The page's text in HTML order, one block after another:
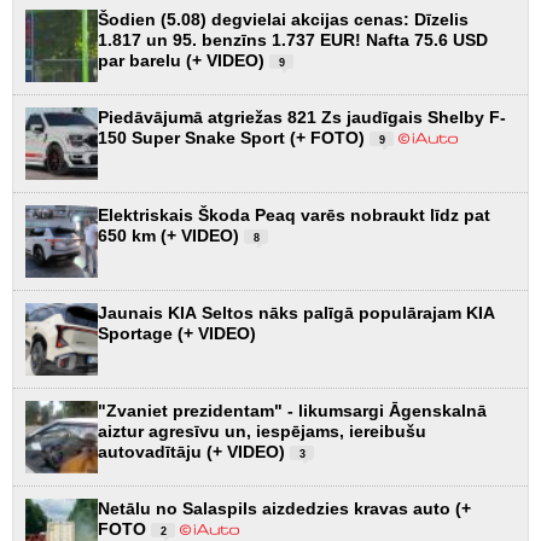
Šodien (5.08) degvielai akcijas cenas: Dīzelis
1.817 un 95. benzīns 1.737 EUR! Nafta 75.6 USD
par barelu (+ VIDEO)
9
Piedāvājumā atgriežas 821 Zs jaudīgais Shelby F-
150 Super Snake Sport (+ FOTO)
9
Elektriskais Škoda Peaq varēs nobraukt līdz pat
650 km (+ VIDEO)
8
Jaunais KIA Seltos nāks palīgā populārajam KIA
Sportage (+ VIDEO)
"Zvaniet prezidentam" - likumsargi Āgenskalnā
aiztur agresīvu un, iespējams, iereibušu
autovadītāju (+ VIDEO)
3
Netālu no Salaspils aizdedzies kravas auto (+
FOTO
2